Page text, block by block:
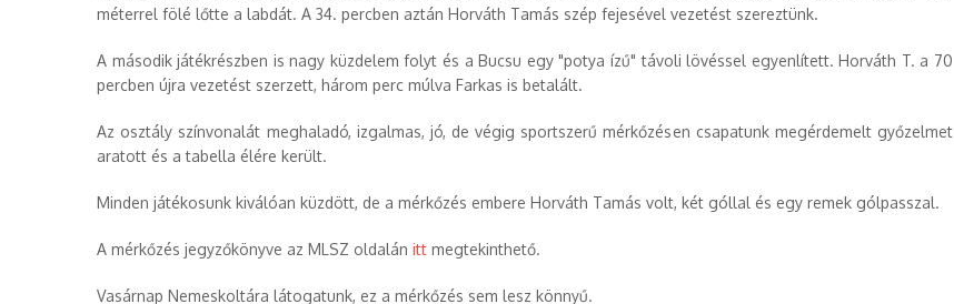
méterrel fölé lőtte a labdát. A 34. percben aztán Horváth Tamás szép fejesével vezetést szereztünk.
A második játékrészben is nagy küzdelem folyt és a Bucsu egy "potya ízű" távoli lövéssel egyenlített. Horváth T. a 70
percben újra vezetést szerzett, három perc múlva Farkas is betalált.
Az osztály színvonalát meghaladó, izgalmas, jó, de végig sportszerű mérkőzésen csapatunk megérdemelt győzelmet
aratott és a tabella élére került.
Minden játékosunk kiválóan küzdött, de a mérkőzés embere Horváth Tamás volt, két góllal és egy remek gólpasszal.
A mérkőzés jegyzőkönyve az MLSZ oldalán itt megtekinthető.
Vasárnap Nemeskoltára látogatunk, ez a mérkőzés sem lesz könnyű.